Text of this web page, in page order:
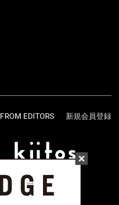
FROM EDITORS 新規会員登録